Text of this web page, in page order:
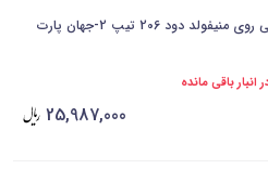
دود 206 تیپ 2-جهان پارت
25,987,000